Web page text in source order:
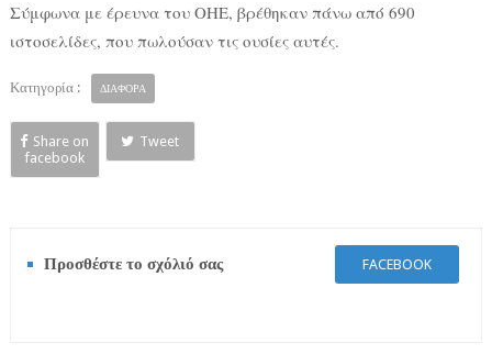
Σύμφωνα με έρευνα του ΟΗΕ, βρέθηκαν πάνω από 690
ιστοσελίδες, που πωλούσαν τις ουσίες αυτές.
Κατηγορία : ΔΙΑΦΟΡΑ
Share on
facebook
Tweet
Προσθέστε το σχόλιό σας FACEBOOK